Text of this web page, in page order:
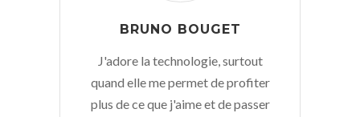
BRUNO BOUGET
J'adore la technologie, surtout
quand elle me permet de profiter
plus de ce que j'aime et de passer